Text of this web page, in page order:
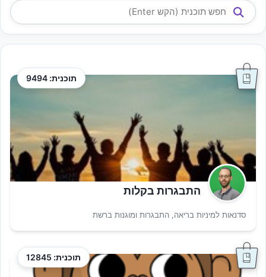
תוכנית: 9494
התבגרות בקלות
סדנאות למיניות בריאה, התבגרות ומוגנות ברשת
תוכנית: 12845